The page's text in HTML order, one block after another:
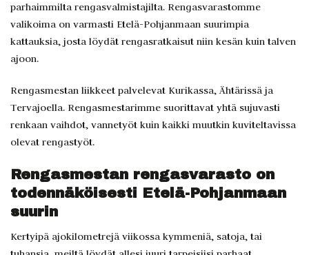
parhaimmilta rengasvalmistajilta. Rengasvarastomme
valikoima on varmasti Etelä-Pohjanmaan suurimpia
kattauksia, josta löydät rengasratkaisut niin kesän kuin talven
ajoon.
Rengasmestan liikkeet palvelevat Kurikassa, Ähtärissä ja
Tervajoella. Rengasmestarimme suorittavat yhtä sujuvasti
renkaan vaihdot, vannetyöt kuin kaikki muutkin kuviteltavissa
olevat rengastyöt.
Rengasmestan rengasvarasto on
todennäköisesti Etelä-Pohjanmaan
suurin
Kertyipä ajokilometrejä viikossa kymmeniä, satoja, tai